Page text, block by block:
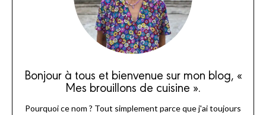
Bonjour à tous et bienvenue sur mon blog, «
Mes brouillons de cuisine ».
Pourquoi ce nom ? Tout simplement parce que j'ai toujours